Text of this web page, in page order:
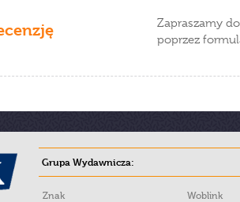
Zapraszamy
poprzez
Grupa Wydawnicza:
Znak
Woblink